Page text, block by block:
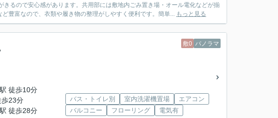
るので安心感があります。共用部には敷地内ごみ置き場・オール電化などが揃
豊富なので、衣類や履き物の整理がしやすく便利です。簡単... もっと見る
敷0 パノラマ
駅 徒歩10分
歩23分
駅 徒歩28分
バス・トイレ別 室内洗濯機置場
エアコン
バルコニー
フローリング 電気有